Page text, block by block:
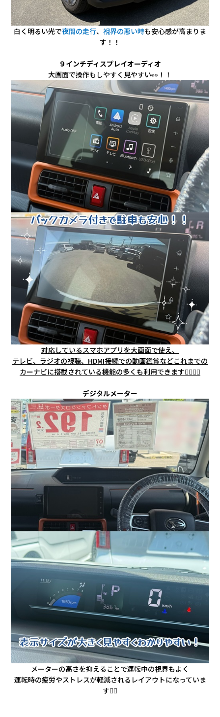
白く明るい光で夜間の走行、 視界の悪い時も安心感が高まりま
す！！
９インチディスプレイオーディオ
大画面で操作もしやすく見やすい👀！！
対応しているスマホアプリを大画面で使え、
テレビ、ラジオの視聴、HDMI接続での動画鑑賞などこれまでの
カーナビに搭載されている機能の多くも利用できます🙆🏻‍♀️✨
デジタルメーター
メーターの高さを抑えることで運転中の視界もよく
運転時の疲労やストレスが軽減されるレイアウトになっていま
す👍🏻